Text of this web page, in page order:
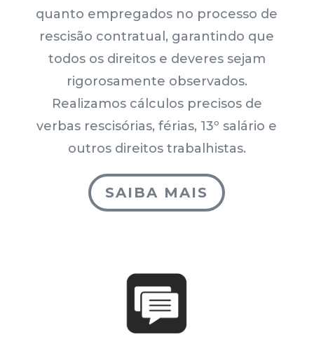
quanto empregados no processo de
rescisão contratual, garantindo que
todos os direitos e deveres sejam
rigorosamente observados.
Realizamos cálculos precisos de
verbas rescisórias, férias, 13º salário e
outros direitos trabalhistas.
SAIBA MAIS